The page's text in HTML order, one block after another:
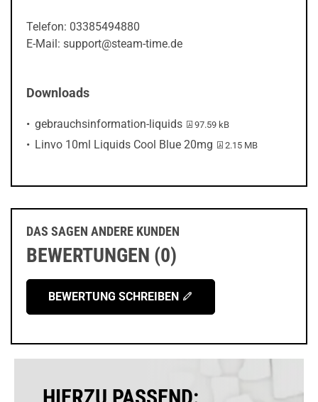
Telefon: 03385494880
E-Mail: support@steam-time.de
Downloads
gebrauchsinformation-liquids PDF-Datei:
97.59 kB
Linvo 10ml Liquids Cool Blue 20mg PDF-Datei:
2.15 MB
DAS SAGEN ANDERE KUNDEN
BEWERTUNGEN (0)
BEWERTUNG SCHREIBEN